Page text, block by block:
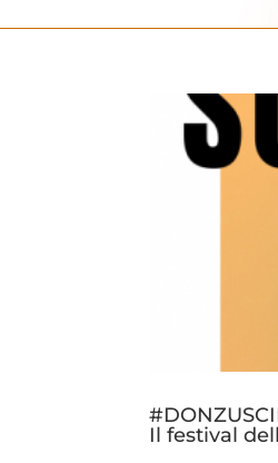
Il festival